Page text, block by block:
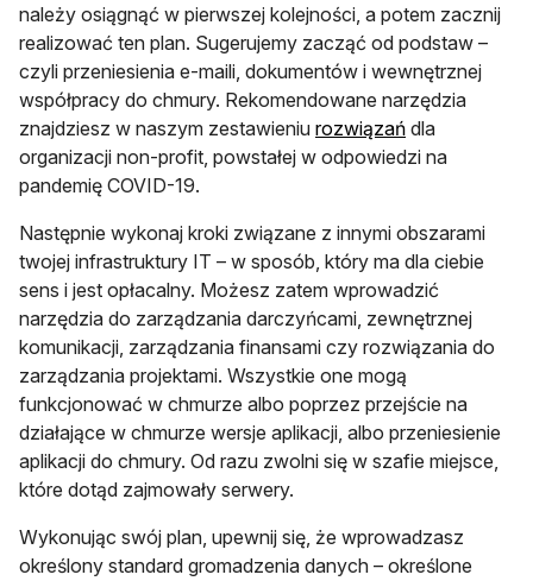
należy osiągnąć w pierwszej kolejności, a potem zacznij
realizować ten plan. Sugerujemy zacząć od podstaw –
czyli przeniesienia e-maili, dokumentów i wewnętrznej
współpracy do chmury. Rekomendowane narzędzia
znajdziesz w naszym zestawieniu rozwiązańotwiera się w
dla
organizacji non-profit, powstałej w odpowiedzi na
pandemię COVID-19.
Następnie wykonaj kroki związane z innymi obszarami
twojej infrastruktury IT – w sposób, który ma dla ciebie
sens i jest opłacalny. Możesz zatem wprowadzić
narzędzia do zarządzania darczyńcami, zewnętrznej
komunikacji, zarządzania finansami czy rozwiązania do
zarządzania projektami. Wszystkie one mogą
funkcjonować w chmurze albo poprzez przejście na
działające w chmurze wersje aplikacji, albo przeniesienie
aplikacji do chmury. Od razu zwolni się w szafie miejsce,
które dotąd zajmowały serwery.
Wykonując swój plan, upewnij się, że wprowadzasz
określony standard gromadzenia danych – określone